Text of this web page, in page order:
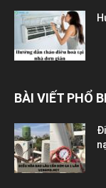
BÀI VIẾT PHỔ